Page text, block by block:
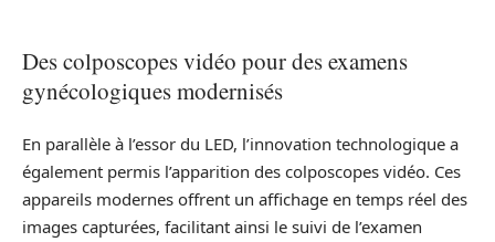
Des colposcopes vidéo pour des examens
gynécologiques modernisés
En parallèle à l’essor du LED, l’innovation technologique a
également permis l’apparition des colposcopes vidéo. Ces
appareils modernes offrent un affichage en temps réel des
images capturées, facilitant ainsi le suivi de l’examen